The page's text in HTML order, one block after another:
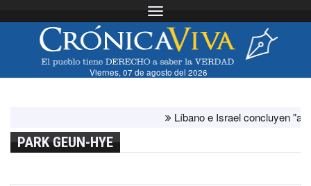
Toggle navigation
Viernes, 07 de agosto del 2026
Líbano e Israel concluyen "antes
PARK GEUN-HYE